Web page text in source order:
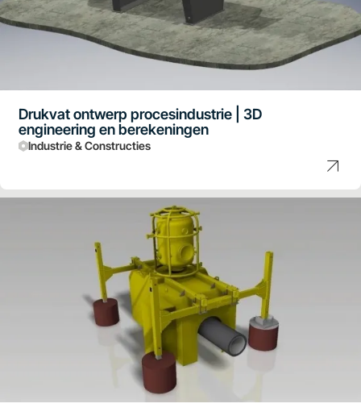
Drukvat ontwerp procesindustrie | 3D
engineering en berekeningen
Industrie & Constructies